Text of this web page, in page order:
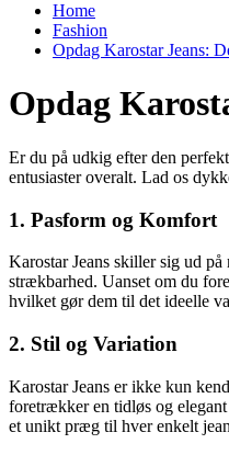
Home
Fashion
Opdag Karostar Jeans:
Opdag
Er du på udkig efter den
entusiaster overalt. Lad os
1. Pasform og Komfort
Karostar Jeans skiller sig ud
strækbarhed. Uanset om du
hvilket gør dem til det ideelle
2. Stil og Variation
Karostar Jeans er ikke kun
foretrækker en tidløs og
et unikt præg til hver enkelt